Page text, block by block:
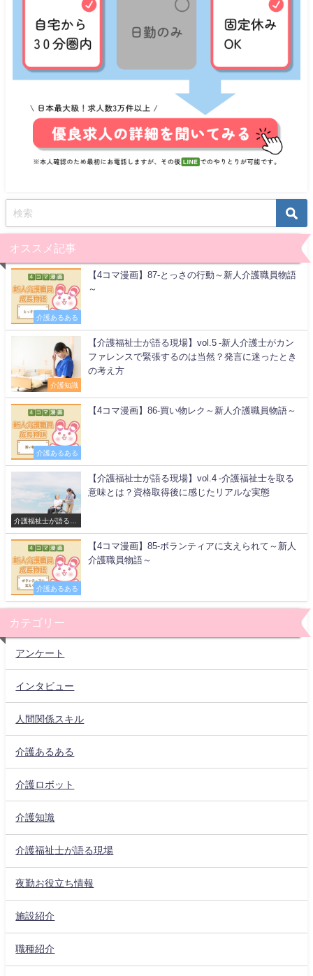
オススメ記事
介護あるある
【4コマ漫画】87-とっさの行動～新人介護職員物語
～
介護知識
【介護福祉士が語る現場】vol.5 -新人介護士がカン
ファレンスで緊張するのは当然？発言に迷ったとき
の考え方
介護あるある
【4コマ漫画】86-買い物レク～新人介護職員物語～
介護福祉士が語る現
場
【介護福祉士が語る現場】vol.4 -介護福祉士を取る
意味とは？資格取得後に感じたリアルな実態
介護あるある
【4コマ漫画】85-ボランティアに支えられて～新人
介護職員物語～
カテゴリー
アンケート
インタビュー
人間関係スキル
介護あるある
介護ロボット
介護知識
介護福祉士が語る現場
夜勤お役立ち情報
施設紹介
職種紹介